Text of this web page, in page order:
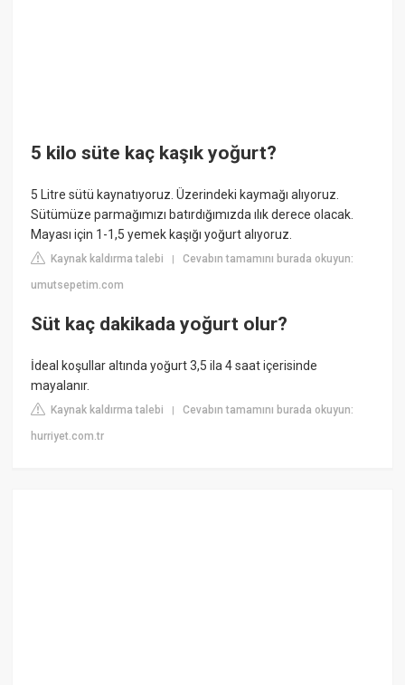
5 kilo süte kaç kaşık yoğurt?
5 Litre sütü kaynatıyoruz. Üzerindeki kaymağı alıyoruz.
Sütümüze parmağımızı batırdığımızda ılık derece olacak.
Mayası için 1-1,5 yemek kaşığı yoğurt alıyoruz.
Kaynak kaldırma talebi |Cevabın tamamını burada okuyun:
umutsepetim.com
Süt kaç dakikada yoğurt olur?
İdeal koşullar altında yoğurt 3,5 ila 4 saat içerisinde
mayalanır.
Kaynak kaldırma talebi |Cevabın tamamını burada okuyun:
hurriyet.com.tr